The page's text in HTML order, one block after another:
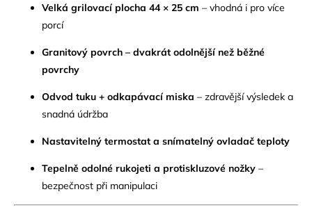
Velká grilovací plocha 44 × 25 cm – vhodná i pro více
porcí
Granitový povrch – dvakrát odolnější než běžné
povrchy
Odvod tuku + odkapávací miska – zdravější výsledek a
snadná údržba
Nastavitelný termostat a snímatelný ovladač teploty
Tepelně odolné rukojeti a protiskluzové nožky –
bezpečnost při manipulaci